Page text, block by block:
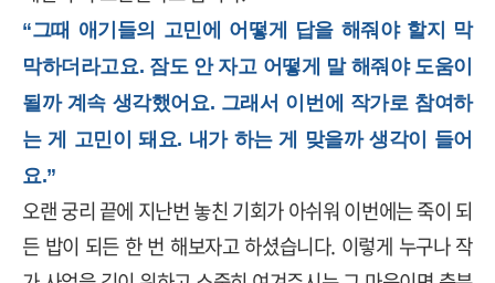
“그때 애기들의 고민에 어떻게 답을 해줘야 할지 막
막하더라고요. 잠도 안 자고 어떻게 말 해줘야 도움이
될까 계속 생각했어요. 그래서 이번에 작가로 참여하
는 게 고민이 돼요. 내가 하는 게 맞을까 생각이 들어
요.”
오랜 궁리 끝에 지난번 놓친 기회가 아쉬워 이번에는 죽이 되
든 밥이 되든 한 번 해보자고 하셨습니다. 이렇게 누구나 작